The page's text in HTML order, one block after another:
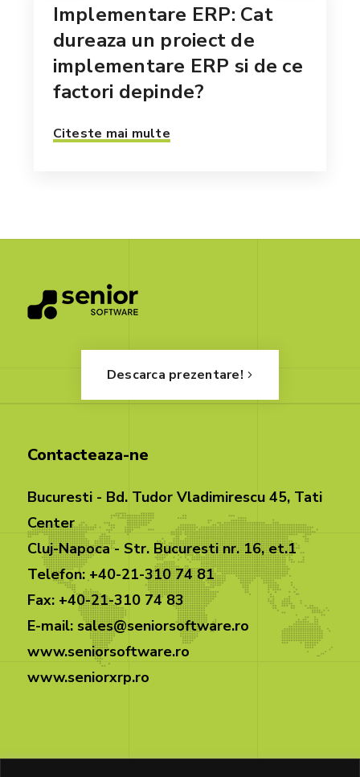
Implementare ERP: Cat
dureaza un proiect de
implementare ERP si de ce
factori depinde?
Citeste mai multe
Descarca prezentare!
Contacteaza-ne
Bucuresti - Bd. Tudor Vladimirescu 45, Tati
Center
Cluj-Napoca - Str. Bucuresti nr. 16, et.1
Telefon: +40-21-310 74 81
Fax: +40-21-310 74 83
E-mail: sales@seniorsoftware.ro
www.seniorsoftware.ro
www.seniorxrp.ro